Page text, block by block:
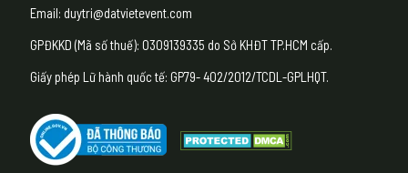
Email: duytri@datvietevent.com
GPĐKKD (Mã số thuế): 0309139335 do Sở KHĐT TP.HCM cấp.
Giấy phép Lữ hành quốc tế: GP79- 402/2012/TCDL-GPLHQT.